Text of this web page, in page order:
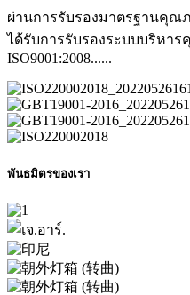
ผ่านการรับรองมาตรฐานคุณ
ได้รับการรับรองระบบบริหา
ISO9001:2008......
พันธมิตรของเรา